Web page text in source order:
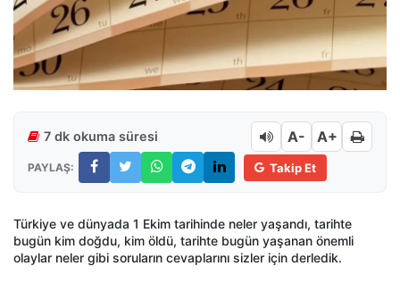
7 dk okuma süresi A- A+
PAYLAŞ: Takip Et
Türkiye ve dünyada 1 Ekim tarihinde neler yaşandı, tarihte
bugün kim doğdu, kim öldü, tarihte bugün yaşanan önemli
olaylar neler gibi soruların cevaplarını sizler için derledik.